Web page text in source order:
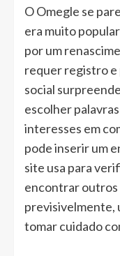
O Omegle se
era muito
por um
requer registro e
social
escolher
interesses em
pode inserir um
site usa para
encontrar outros
previsivelmente,
tomar cuidado